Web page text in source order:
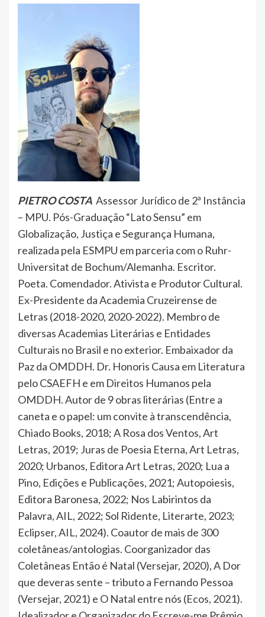
PIETRO COSTA Assessor Jurídico de 2ª Instância
– MPU. Pós-Graduação “Lato Sensu” em
Globalização, Justiça e Segurança Humana,
realizada pela ESMPU em parceria com o Ruhr-
Universitat de Bochum/Alemanha. Escritor.
Poeta. Comendador. Ativista e Produtor Cultural.
Ex-Presidente da Academia Cruzeirense de
Letras (2018-2020, 2020-2022). Membro de
diversas Academias Literárias e Entidades
Culturais no Brasil e no exterior. Embaixador da
Paz da OMDDH. Dr. Honoris Causa em Literatura
pelo CSAEFH e em Direitos Humanos pela
OMDDH. Autor de 9 obras literárias (Entre a
caneta e o papel: um convite à transcendência,
Chiado Books, 2018; A Rosa dos Ventos, Art
Letras, 2019; Juras de Poesia Eterna, Art Letras,
2020; Urbanos, Editora Art Letras, 2020; Lua a
Pino, Edições e Publicações, 2021; Autopoiesis,
Editora Baronesa, 2022; Nos Labirintos da
Palavra, AIL, 2022; Sol Ridente, Literarte, 2023;
Eclipser, AIL, 2024). Coautor de mais de 300
coletâneas/antologias. Coorganizador das
Coletâneas Então é Natal (Versejar, 2020), A Dor
que deveras sente – tributo a Fernando Pessoa
(Versejar, 2021) e O Natal entre nós (Ecos, 2021).